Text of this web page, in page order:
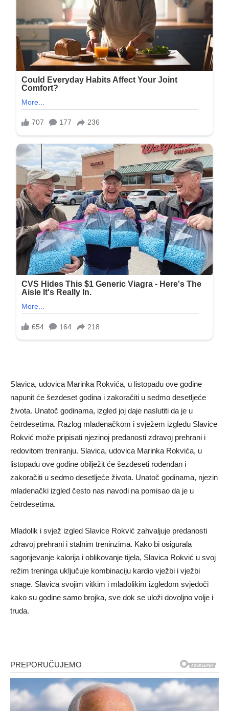
Slavica, udovica Marinka Rokvića, u listopadu ove godine
napunit će šezdeset godina i zakoračiti u sedmo desetljeće
života. Unatoč godinama, izgled joj daje naslutiti da je u
četrdesetima. Razlog mladenačkom i svježem izgledu Slavice
Rokvić može pripisati njezinoj predanosti zdravoj prehrani i
redovitom treniranju. Slavica, udovica Marinka Rokvića, u
listopadu ove godine obilježit će šezdeseti rođendan i
zakoračiti u sedmo desetljeće života. Unatoč godinama, njezin
mladenački izgled često nas navodi na pomisao da je u
četrdesetima.
Mladolik i svjež izgled Slavice Rokvić zahvaljuje predanosti
zdravoj prehrani i stalnim treninzima. Kako bi osigurala
sagorijevanje kalorija i oblikovanje tijela, Slavica Rokvić u svoj
režim treninga uključuje kombinaciju kardio vježbi i vježbi
snage. Slavica svojim vitkim i mladolikim izgledom svjedoči
kako su godine samo brojka, sve dok se uloži dovoljno volje i
truda.